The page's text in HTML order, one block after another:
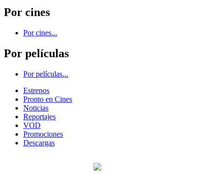
Por cines
Por cines...
Por películas
Por películas...
Estrenos
Pronto en Cines
Noticias
Reportajes
VOD
Promociones
Descargas